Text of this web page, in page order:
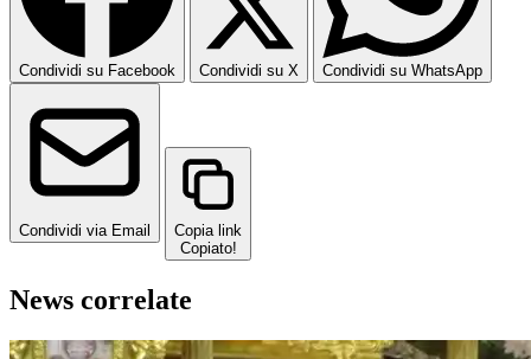
Condividi su Facebook Condividi su X Condividi su WhatsApp
Condividi via Email
Copia link
Copiato!
News correlate